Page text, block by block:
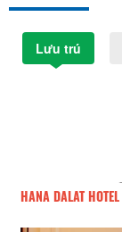
Lưu trú
HANA DALAT HOTEL